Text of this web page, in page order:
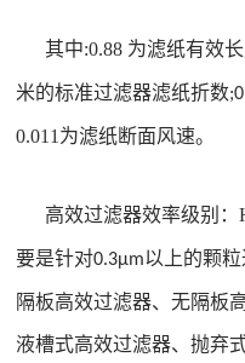
其中:0.88 为滤纸有效
米的标准过滤器滤纸折数
0.011 为滤纸断面风速。
高效过滤器效率级别：
要是针对0.3μm以上的颗
隔板高效过滤器、无隔板
液槽式高效过滤器、抛弃